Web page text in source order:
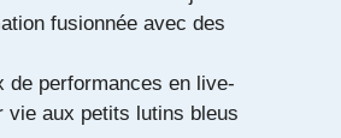
fusionnée avec des
de performances en live-
vie aux petits lutins bleus